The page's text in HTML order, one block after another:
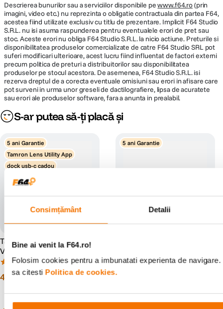
Consimțământ Detalii
Bine ai venit la F64.ro!
Folosim cookies pentru a imbunatati experienta de
sa citesti Politica de cookies.
Greutate 619 g
DETALII PRODUCATOR
Cod producator F017E
Descrierea bunurilor sau a serviciilor disponibile pewww.f64.ro(prin
imagini, video etc.) nu reprezinta o obligatie contractuala din partea F64,
acestea fiind utilizate exclusiv cu titlu de prezentare. Implicit F64 Studio
S.R.L. nu isi asuma raspunderea pentru eventualele erori de pret sau
stoc. Aceste erori nu obliga F64 Studio S.R.L. la nicio actiune. Preturile si
disponibilitatea produselor comercializate de catre F64 Studio SRL pot
suferi modificari ulterioare, acest lucru fiind influentat de factori externi
precum politica de preturi a distribuitorilor sau disponibilitatea
produselor pe stocul acestora. De asemenea, F64 Studio S.R.L. isi
rezerva dreptul de a corecta eventuale omisiuni sau erori in afisare care
pot surveni in urma unor greseli de dactilografiere, lipsa de acuratete
sau erori ale produselor software, fara a anunta in prealabil.
S-ar putea să-ți placă și
5 ani Garantie
Tamron Lens Utility App
dock usb-c cadou
Tamron 28-75mm F2.8 Di III
VXD G2 Obiectiv Foto
Mirrorless Montura Z
(3)
4 499 99 lei
5 ani Garantie
III-A VC VXD Montura Sony E
(7)
3